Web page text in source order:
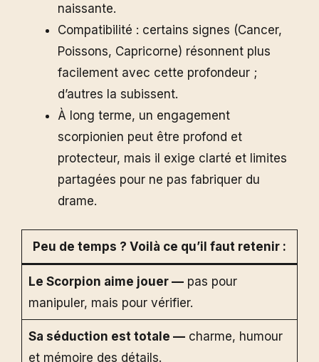
naissante.
Compatibilité : certains signes (Cancer,
Poissons, Capricorne) résonnent plus
facilement avec cette profondeur ;
d’autres la subissent.
À long terme, un engagement
scorpionien peut être profond et
protecteur, mais il exige clarté et limites
partagées pour ne pas fabriquer du
drame.
Peu de temps ? Voilà ce qu’il faut retenir :
Le Scorpion aime jouer —pas pour
manipuler, mais pour vérifier.
Sa séduction est totale —charme, humour
et mémoire des détails.